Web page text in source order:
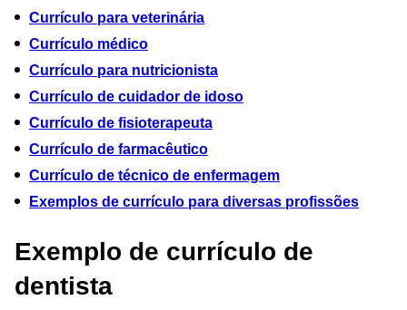
Currículo para veterinária
Currículo médico
Currículo para nutricionista
Currículo de cuidador de idoso
Currículo de fisioterapeuta
Currículo de farmacêutico
Currículo de técnico de enfermagem
Exemplos de currículo para diversas profissões
Exemplo de currículo de
dentista